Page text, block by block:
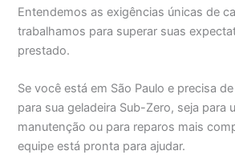
Entendemos as exigências únicas de
trabalhamos para superar suas
prestado.
Se você está em São Paulo e precisa
para sua geladeira Sub-Zero, seja para
manutenção ou para reparos mais
equipe está pronta para ajudar.